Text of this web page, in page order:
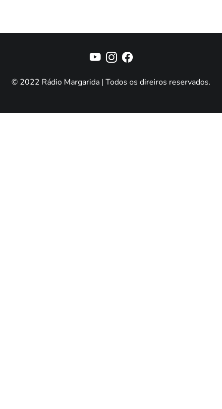
© 2022 Rádio Margarida | Todos os direiros reservados.